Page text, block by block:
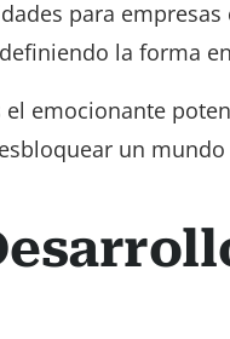
para
la forma
emocionante
un